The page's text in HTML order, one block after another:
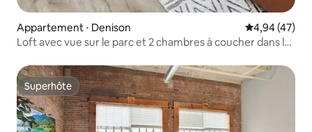
Appartement ⋅ Denison Évaluation
4,94 (47)
Loft avec vue sur le parc et 2 chambres à coucher dans le
Superhôte
Superhôte